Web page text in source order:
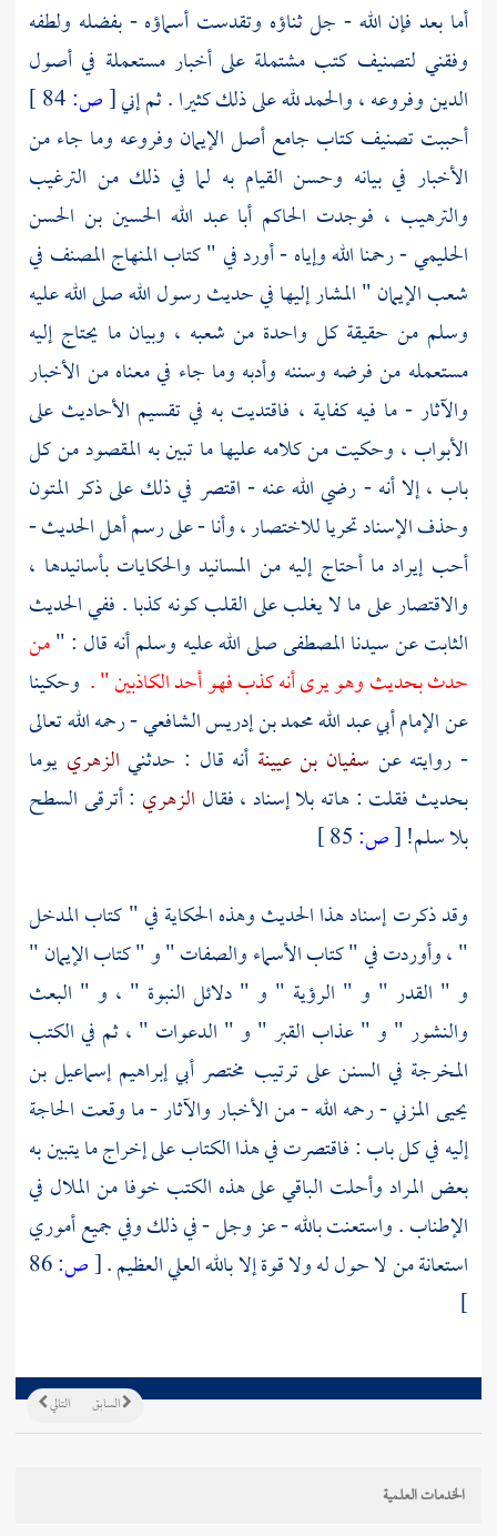
أما بعد فإن الله - جل ثناؤه وتقدست أسماؤه - بفضله ولطفه
وفقني لتصنيف كتب مشتملة على أخبار مستعملة في أصول
الدين وفروعه ، والحمد لله على ذلك كثيرا . ثم إني[ص:
أحببت تصنيف كتاب جامع أصل الإيمان وفروعه وما جاء من
الأخبار في بيانه وحسن القيام به لما في ذلك من الترغيب
والترهيب ، فوجدت الحاكم أبا عبد الله الحسين بن الحسن
الحليمي - رحمنا الله وإياه - أورد في " كتاب المنهاج المصنف في
شعب الإيمان " المشار إليها في حديث رسول الله صلى الله عليه
وسلم من حقيقة كل واحدة من شعبه ، وبيان ما يحتاج إليه
مستعمله من فرضه وسننه وأدبه وما جاء في معناه من الأخبار
والآثار - ما فيه كفاية ، فاقتديت به في تقسيم الأحاديث على
الأبواب ، وحكيت من كلامه عليها ما تبين به المقصود من كل
باب ، إلا أنه - رضي الله عنه - اقتصر في ذلك على ذكر المتون
وحذف الإسناد تحريا للاختصار ، وأنا - على رسم أهل الحديث -
أحب إيراد ما أحتاج إليه من المسانيد والحكايات بأسانيدها ،
والاقتصار على ما لا يغلب على القلب كونه كذبا . ففي الحديث
الثابت عن سيدنا المصطفى صلى الله عليه وسلم أنه قال : "من
حدث بحديث وهو يرى أنه كذب فهو أحد الكاذبين " . وحكينا
عنالإمام أبي عبد الله محمد بن إدريس الشافعي- رحمه الله تعالى
- روايته عن سفيان بن عيينة أنه قال : حدثني الزهري يوما
بحديث فقلت : هاته بلا إسناد ، فقال الزهري : أترقى السطح
بلا سلم![ص:
وقد ذكرت إسناد هذا الحديث وهذه الحكاية في " كتاب المدخل
" ، وأوردت في " كتاب الأسماء والصفات " و " كتاب الإيمان "
و " القدر " و " الرؤية " و " دلائل النبوة " ، و " البعث
والنشور " و " عذاب القبر " و " الدعوات " ، ثم في الكتب
المخرجة في السنن على ترتيب مختصر أبي إبراهيم إسماعيل بن
يحيى المزني - رحمه الله - من الأخبار والآثار - ما وقعت الحاجة
إليه في كل باب : فاقتصرت في هذا الكتاب على إخراج ما يتبين به
بعض المراد وأحلت الباقي على هذه الكتب خوفا من الملال في
الإطناب . واستعنت بالله - عز وجل - في ذلك وفي جميع أموري
استعانة من لا حول له ولا قوة إلا بالله العلي العظيم .[ص:86
]
التالي السابق
الخدمات العلمية